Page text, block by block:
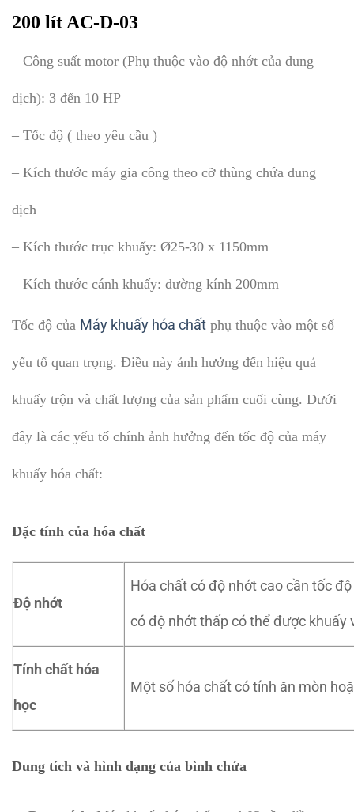
200 lít AC-D-03
– Công suất motor (Phụ thuộc vào độ nhớt của dung
dịch): 3 đến 10 HP
– Tốc độ ( theo yêu cầu )
– Kích thước máy gia công theo cỡ thùng chứa dung
dịch
– Kích thước trục khuấy: Ø25-30 x 1150mm
– Kích thước cánh khuấy: đường kính 200mm
Tốc độ của Máy khuấy hóa chất phụ thuộc vào một số
yếu tố quan trọng. Điều này ảnh hưởng đến hiệu quả
khuấy trộn và chất lượng của sản phẩm cuối cùng. Dưới
đây là các yếu tố chính ảnh hưởng đến tốc độ của máy
khuấy hóa chất:
Đặc tính của hóa chất
Độ nhớt
Hóa chất có độ nhớt cao cần tốc
có độ nhớt thấp có thể được khuấy
Tính chất hóa
học
Một số hóa chất có tính ăn mòn
Dung tích và hình dạng của bình chứa